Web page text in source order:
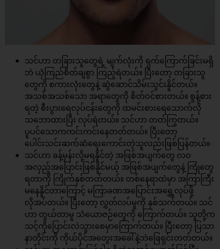
သင်ဟာ တခြားသူတွေရဲ့ မျက်လုံးကို ရှက်ကြောက်ခြင်းမရှိ
ဘဲ ယုံကြည်စိတ်ချစွာ ကြည့်ရဲတယ်။ ပြီးတော့ တခြားသူ
တွေကို စကားလုံးတွေနဲ့ ဆွဲဆောင်သိမ်းသွင်းနိူင်တယ်။
အသစ်အသစ်သော အရာတွေကို စိတ်ဝင်စားတယ်။ စွန့်စား
ရတဲ့ စီးပွားရေလုပ်ငန်းတွေကို ထမင်းစားရေသောက်လို
သဘောထားပြီး လုပ်ရဲတယ်။ သင်ဟာ တတ်ကြွတယ်။
ပူပင်သောကကင်းကင်းနေတတ်တယ်။ ပြီးတော့
ပေါင်းသင်းဆက်ဆံရေးကောင်းတဲ့သူလည်းဖြစ်ပြန်တယ်။
သင်ဟာ ခန့်မှန်းလို့မရနိူင်တဲ့ အဖြစ်အပျက်တွေ လဝ
အလှည့်အပြောင်းဖြစ်နိူင်မယ့် အဖြစ်အပျက်တွေနဲ့ ကြုံတွေ
ရတာကို ကြိုက်နှစ်တတ်တယ်။ တစ်နေရာထဲမှာ အကြာကြီး
မနေနိူင်တာကြောင့် မကြာခဏအပြောင်းအရွှေ့လုပ်ဖို့
လိုအပ်တယ်။ ပြီးတော့ လွှတ်လပ်မူကို နှစ်သက်တယ်။ သင်
ဟာ တွယ်တာမူ သံယောဇဉ်တွေကို ကြောက်တယ်။ သူတို့က
သင့်ကိုပြောင်းလဲသွားစေမှာကြောက်တယ်။ ပြီးတော့ ပြသာ
နာတိုင်းကို ကိုယ်ပိုင်အတွေးအခေါ်နဲ့ဘဲဖြေရှင်းတတ်တယ်။